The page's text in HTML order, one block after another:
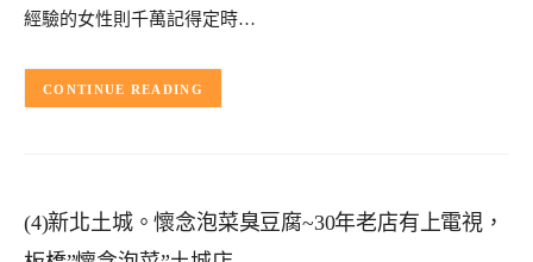
經驗的女性則千萬記得定時…
CONTINUE READING
(4)新北土城。懷念泡菜臭豆腐~30年老店有上電視，